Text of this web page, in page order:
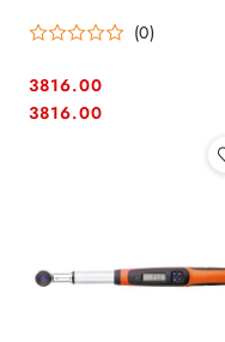
14x18mm + grzechotka na
[PR-50181040] Man
(0)
Cena:
3816.00
Cena:
3816.00